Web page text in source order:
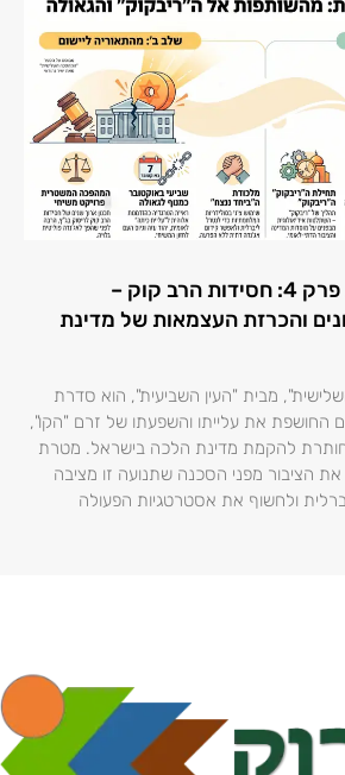
המהפכה השלישית פרק 4: חסידות הרב קוק –
והכרזת העצמאות של מדינת
מבית "העין השביעית", הוא סדרת
החושפת את עלייתו והשפעתו של זרם "הקו",
להקמת מדינת הלכה בישראל. מטרת
הציבור מפני הסכנה שתנועה זו מציבה
ולחשוף את אסטרטגיות הפעולה